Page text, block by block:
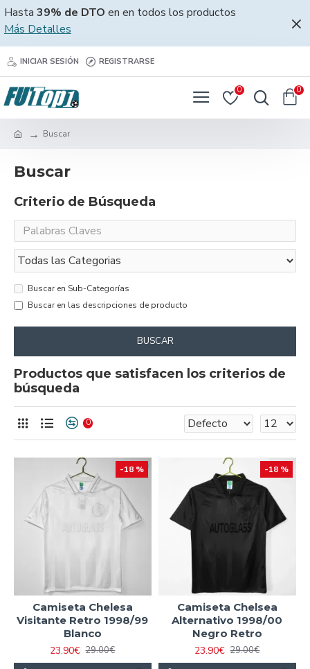
Hasta 39% de DTO en en todos los productos
Más Detalles
INICIAR SESIÓN REGISTRARSE
0 0
Buscar
Buscar
Criterio de Búsqueda
Buscar en Sub-Categorías
Buscar en las descripciones de producto
BUSCAR
Productos que satisfacen los criterios de
búsqueda
0
-18 %
Camiseta Chelesa
Visitante Retro 1998/99
Blanco
23.90€ 29.00€
-18 %
Camiseta Chelsea
Alternativo 1998/00
Negro Retro
23.90€ 29.00€